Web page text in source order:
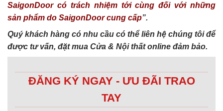
SaigonDoor có trách nhiệm tới cùng đối với những
sản phẩm do SaigonDoor cung cấp”.
Quý khách hàng có nhu cầu có thể liên hệ chúng tôi để
được tư vấn, đặt mua Cửa & Nội thất online đảm bảo.
ĐĂNG KÝ NGAY - ƯU ĐÃI TRAO
TAY